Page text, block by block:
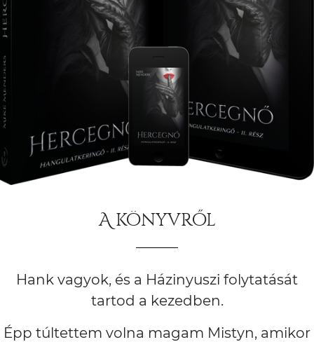
A könyvről
Hank vagyok, és a Házinyuszi folytatását
tartod a kezedben.
Épp túltettem volna magam Mistyn, amikor